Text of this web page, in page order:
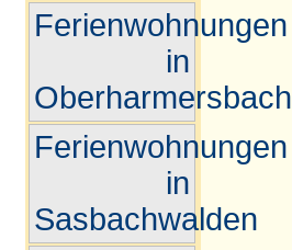
Ferienwohnungen
in
Oberharmersbach
Ferienwohnungen
in
Sasbachwalden